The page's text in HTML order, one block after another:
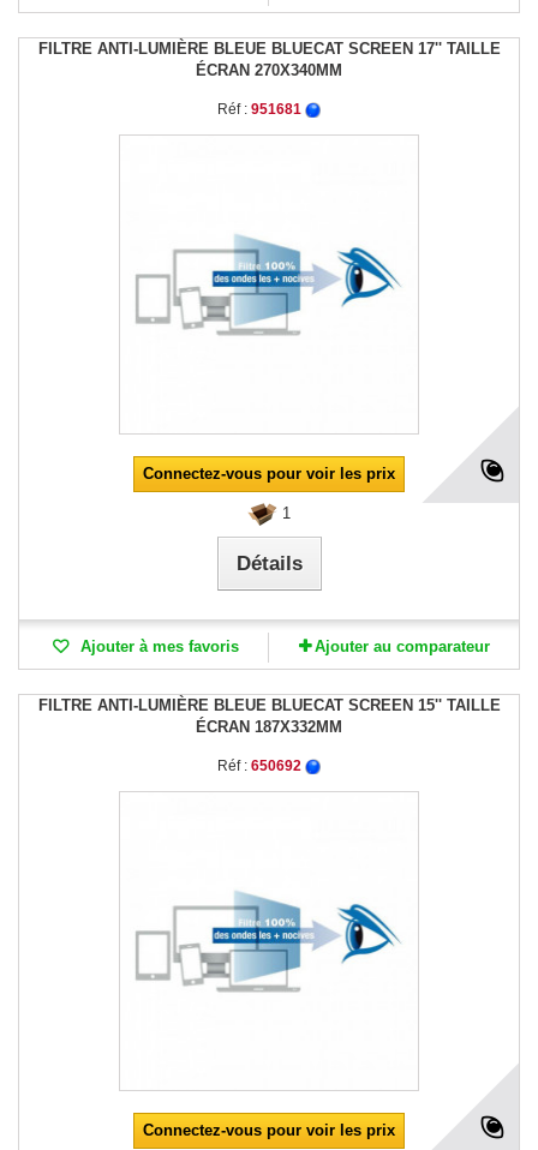
FILTRE ANTI-LUMIÈRE BLEUE BLUECAT SCREEN 17'' TAILLE
ÉCRAN 270X340MM
Réf : 951681
Connectez-vous pour voir les prix
1
Détails
Ajouter à mes favoris Ajouter au comparateur
FILTRE ANTI-LUMIÈRE BLEUE BLUECAT SCREEN 15'' TAILLE
ÉCRAN 187X332MM
Réf : 650692
Connectez-vous pour voir les prix